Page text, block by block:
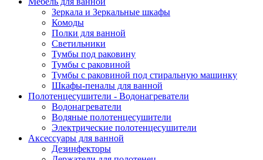
Зеркала и Зеркальные шкафы
Комоды
Полки для ванной
Светильники
Тумбы под раковину
Тумбы с раковиной
Тумбы с раковиной под стиральную машинку
Шкафы-пеналы для ванной
Полотенцесушители - Водонагреватели
Водонагреватели
Водяные полотенцесушители
Электрические полотенцесушители
Аксессуары для ванной
Дезинфекторы